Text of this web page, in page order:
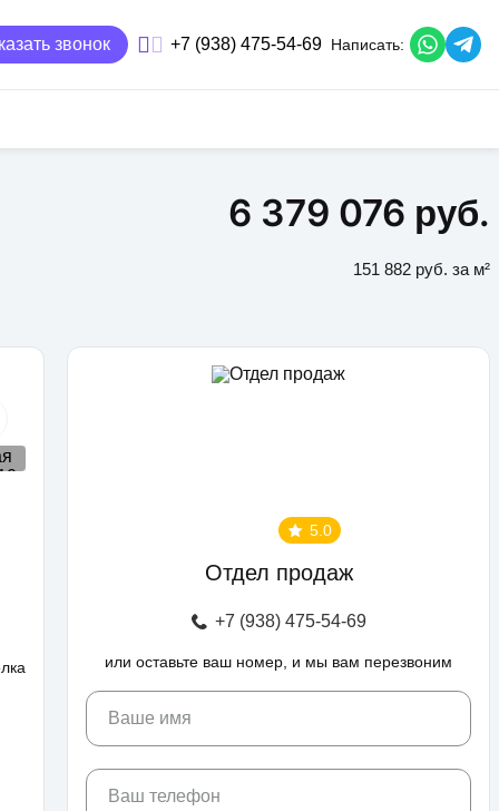
звонок +7 (938) 475-54-69 Написать:
6 379 076 руб.
151 882 руб. за м²
5.0
Отдел продаж
+7 (938) 475-54-69
или оставьте ваш номер, и мы вам перезвоним
Ваше имя
Ваш телефон